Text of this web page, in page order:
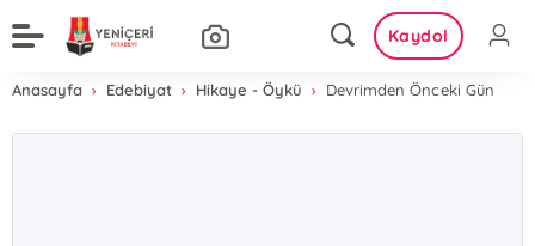
Kaydol
Anasayfa Edebiyat Hikaye - Öykü Devrimden Önceki Gün